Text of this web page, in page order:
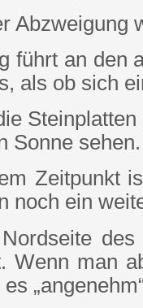
Abzweigung
führt an den
als ob sich
Sonne sehen.
Zeitpunkt
noch ein
Wenn man